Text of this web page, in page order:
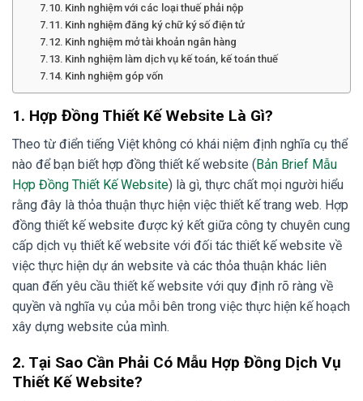
Kinh nghiệm với các loại thuế phải nộp
Kinh nghiệm đăng ký chữ ký số điện tử
Kinh nghiệm mở tài khoản ngân hàng
Kinh nghiệm làm dịch vụ kế toán, kế toán thuế
Kinh nghiệm góp vốn
1. Hợp Đồng Thiết Kế Website Là Gì?
Theo từ điển tiếng Việt không có khái niệm định nghĩa cụ thể
nào để bạn biết hợp đồng thiết kế website (Bản Brief Mẫu
Hợp Đồng Thiết Kế Website) là gì, thực chất mọi người hiểu
rằng đây là thỏa thuận thực hiện việc thiết kế trang web. Hợp
đồng thiết kế website được ký kết giữa công ty chuyên cung
cấp dịch vụ thiết kế website với đối tác thiết kế website về
việc thực hiện dự án website và các thỏa thuận khác liên
quan đến yêu cầu thiết kế website với quy định rõ ràng về
quyền và nghĩa vụ của mỗi bên trong việc thực hiện kế hoạch
xây dựng website của mình.
2. Tại Sao Cần Phải Có Mẫu Hợp Đồng Dịch Vụ
Thiết Kế Website?